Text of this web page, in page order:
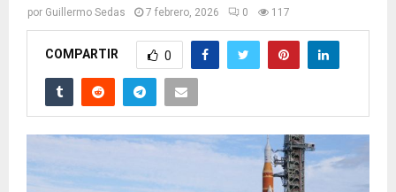
por Guillermo Sedas 7 febrero, 2026 0 117
COMPARTIR 0